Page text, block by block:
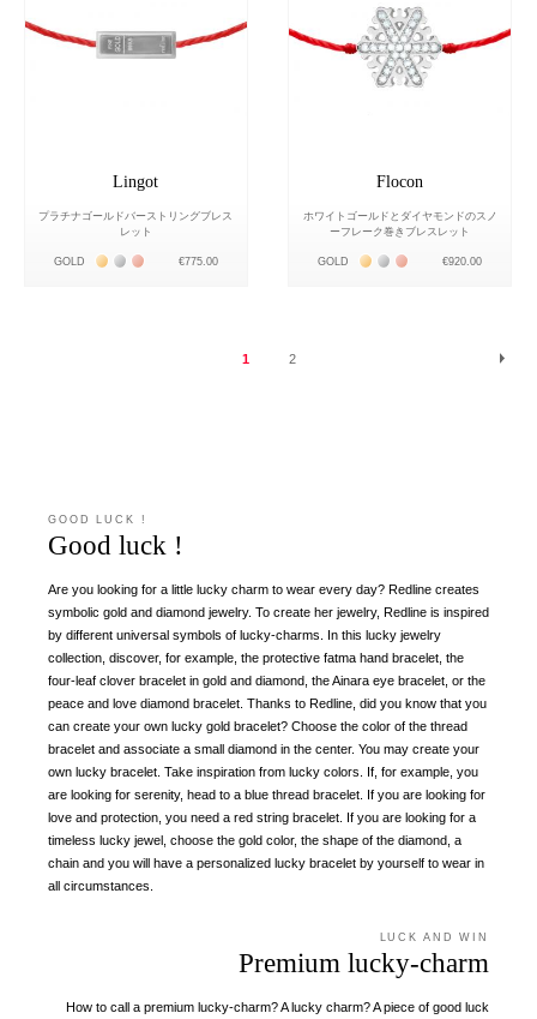
Lingot
プラチナゴールドバーストリングブレス
レット
GOLD Жёлтое золото 18К
Белое золото 18К
Розовое золото 18К
€775.00
Flocon
ホワイトゴールドとダイヤモンドのスノ
ーフレーク巻きブレスレット
GOLD Жёлтое золото 18К
Белое золото 18К
Розовое золото 18К
€920.00
ページを読んでい
1 2 ページ
GOOD LUCK !
Good luck !
Are you looking for a little lucky charm to wear every day? Redline creates
symbolic gold and diamond jewelry. To create her jewelry, Redline is inspired
by different universal symbols of lucky-charms. In this lucky jewelry
collection, discover, for example, the protective fatma hand bracelet, the
four-leaf clover bracelet in gold and diamond, the Ainara eye bracelet, or the
peace and love diamond bracelet. Thanks to Redline, did you know that you
can create your own lucky gold bracelet? Choose the color of the thread
bracelet and associate a small diamond in the center. You may create your
own lucky bracelet. Take inspiration from lucky colors. If, for example, you
are looking for serenity, head to a blue thread bracelet. If you are looking for
love and protection, you need a red string bracelet. If you are looking for a
timeless lucky jewel, choose the gold color, the shape of the diamond, a
chain and you will have a personalized lucky bracelet by yourself to wear in
all circumstances.
LUCK AND WIN
Premium lucky-charm
How to call a premium lucky-charm? A lucky charm? A piece of good luck